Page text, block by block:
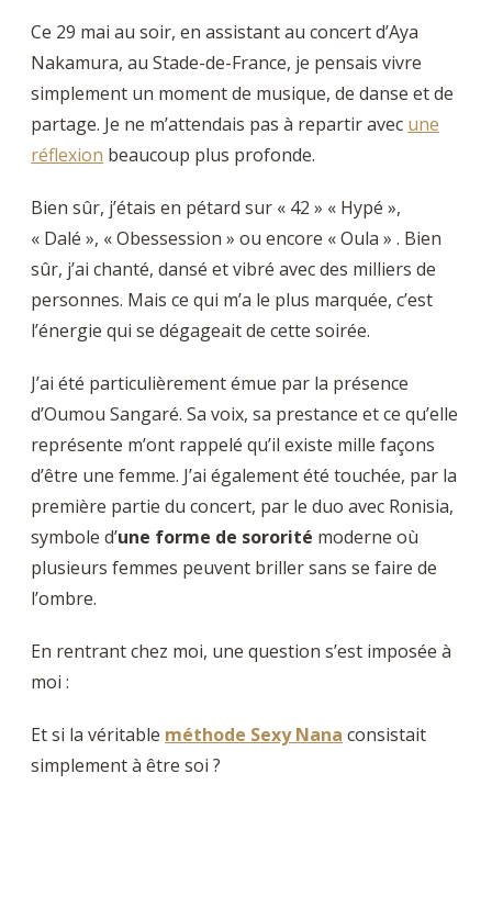
Ce 29 mai au soir, en assistant au concert d’Aya
Nakamura, au Stade-de-France, je pensais vivre
simplement un moment de musique, de danse et de
partage. Je ne m’attendais pas à repartir avec une
réflexion beaucoup plus profonde.
Bien sûr, j’étais en pétard sur « 42 » « Hypé »,
« Dalé », « Obessession » ou encore « Oula » . Bien
sûr, j’ai chanté, dansé et vibré avec des milliers de
personnes. Mais ce qui m’a le plus marquée, c’est
l’énergie qui se dégageait de cette soirée.
J’ai été particulièrement émue par la présence
d’Oumou Sangaré. Sa voix, sa prestance et ce qu’elle
représente m’ont rappelé qu’il existe mille façons
d’être une femme. J’ai également été touchée, par la
première partie du concert, par le duo avec Ronisia,
symbole d’une forme de sororité moderne où
plusieurs femmes peuvent briller sans se faire de
l’ombre.
En rentrant chez moi, une question s’est imposée à
moi :
Et si la véritable méthode Sexy Nana consistait
simplement à être soi ?